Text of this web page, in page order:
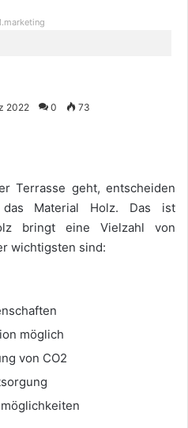
2022 0 73
Terrasse geht, entscheiden
Material Holz. Das ist
bringt eine Vielzahl von
wichtigsten sind:
möglich
von CO2